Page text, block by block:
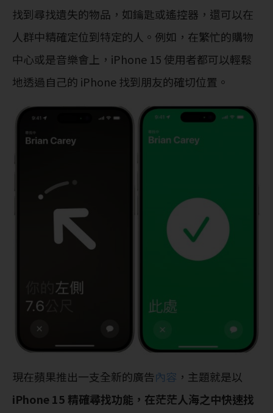
找到尋找遺失的物品，如鑰匙或遙控器，還可以在
人群中精確定位到特定的人。例如，在繁忙的購物
中心或是音樂會上，iPhone 15 使用者都可以輕鬆
地透過自己的 iPhone 找到朋友的確切位置。
現在蘋果推出一支全新的廣告內容 ，主題就是以
iPhone 15 精確尋找功能，在茫茫人海之中快速找